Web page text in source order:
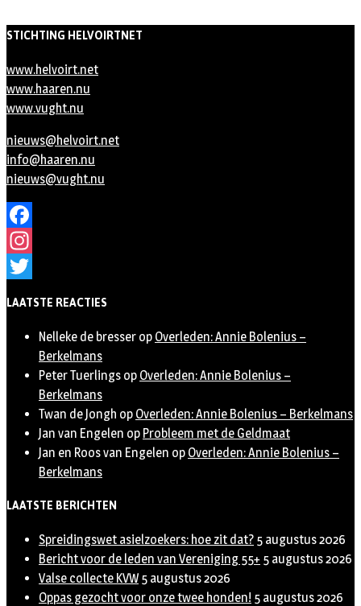
STICHTING HELVOIRTNET
www.helvoirt.net
www.haaren.nu
www.vught.nu
nieuws@helvoirt.net
info@haaren.nu
nieuws@vught.nu
Facebook
Instagram
LAATSTE REACTIES
Nelleke de bresser op Overleden: Annie Bolenius –
Berkelmans
Peter Tuerlings op Overleden: Annie Bolenius –
Berkelmans
Twan de Jongh op Overleden: Annie Bolenius – Berkelmans
Jan van Engelen op Probleem met de Geldmaat
Jan en Roos van Engelen op Overleden: Annie Bolenius –
Berkelmans
LAATSTE BERICHTEN
Spreidingswet asielzoekers: hoe zit dat? 5 augustus 2026
Bericht voor de leden van Vereniging 55+ 5 augustus 2026
Valse collecte KVW 5 augustus 2026
Oppas gezocht voor onze twee honden! 5 augustus 2026